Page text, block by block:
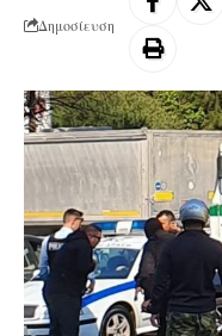
Δημοσίευση